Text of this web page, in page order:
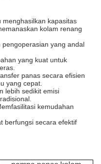
menghasilkan kapasitas
kolam renang
yang andal
yang kuat untuk
panas secara efisien
yang cepat.
lebih sedikit emisi
kemudahan
berfungsi secara efektif